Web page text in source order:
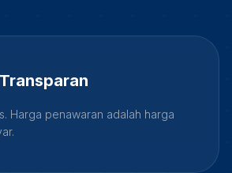
Harga penawaran adalah harga